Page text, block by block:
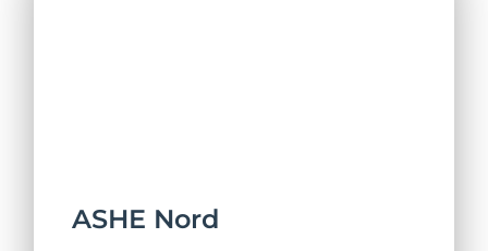
ASHE Nord